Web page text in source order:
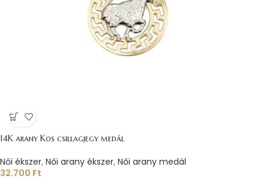
14K arany Kos csillagjegy medál
Női ékszer, Női arany ékszer, Női arany medál
32.700 Ft